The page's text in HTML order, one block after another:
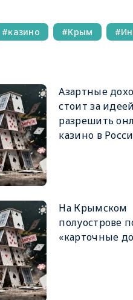
казино Крым
Азартные
стоит за идеей
разрешить
казино в
На Крымском
полуострове
«карточные